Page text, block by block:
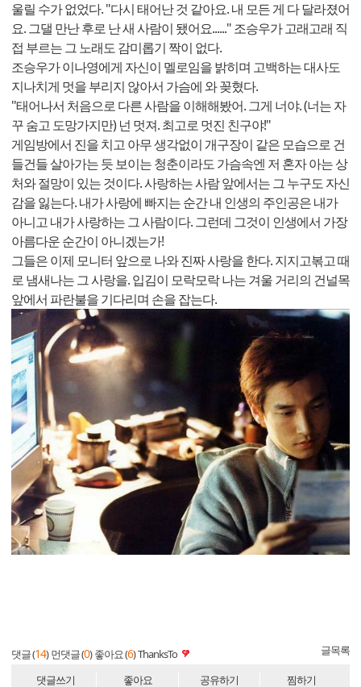
울릴 수가 없었다. "다시 태어난 것 같아요. 내 모든 게 다 달라졌어
요. 그댈 만난 후로 난 새 사람이 됐어요......" 조승우가 고래고래 직
접 부르는 그 노래도 감미롭기 짝이 없다.
조승우가 이나영에게 자신이 멜로임을 밝히며 고백하는 대사도
지나치게 멋을 부리지 않아서 가슴에 와 꽂혔다.
"태어나서 처음으로 다른 사람을 이해해봤어. 그게 너야. (너는 자
꾸 숨고 도망가지만) 넌 멋져. 최고로 멋진 친구야!"
게임방에서 진을 치고 아무 생각없이 개구장이 같은 모습으로 건
들건들 살아가는 듯 보이는 청춘이라도 가슴속엔 저 혼자 아는 상
처와 절망이 있는 것이다. 사랑하는 사람 앞에서는 그 누구도 자신
감을 잃는다. 내가 사랑에 빠지는 순간 내 인생의 주인공은 내가
아니고 내가 사랑하는 그 사람이다. 그런데 그것이 인생에서 가장
아름다운 순간이 아니겠는가!
그들은 이제 모니터 앞으로 나와 진짜 사랑을 한다. 지지고볶고 때
로 냄새나는 그 사랑을. 입김이 모락모락 나는 겨울 거리의 건널목
앞에서 파란불을 기다리며 손을 잡는다.
댓글 (14) 먼댓글 (0) 좋아요 (6)ThanksTo 글목록
댓글쓰기 좋아요 공유하기 찜하기